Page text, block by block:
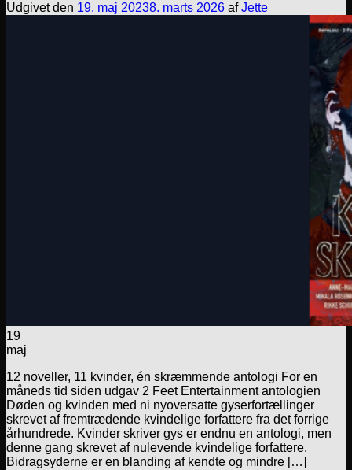
Udgivet den 19. maj 20238. marts 2026 afJette
19
maj
12 noveller, 11 kvinder, én skræmmende antologi For en
måneds tid siden udgav 2 Feet Entertainment antologien
Døden og kvinden med ni nyoversatte gyserfortællinger
skrevet af fremtrædende kvindelige forfattere fra det forrige
århundrede. Kvinder skriver gys er endnu en antologi, men
denne gang skrevet af nulevende kvindelige forfattere.
Bidragsyderne er en blanding af kendte og mindre […]